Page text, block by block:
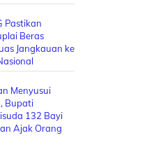
Pastikan
Beras
Jangkauan ke
Menyusui
Bupati
132 Bayi
Ajak Orang